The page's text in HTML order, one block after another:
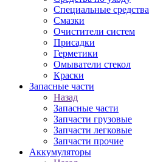
Специальные средства
Смазки
Очистители систем
Присадки
Герметики
Омыватели стекол
Краски
Запасные части
Назад
Запасные части
Запчасти грузовые
Запчасти легковые
Запчасти прочие
Аккумуляторы